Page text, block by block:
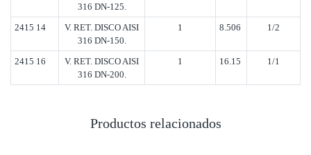
316 DN-125.
2415 14
V. RET. DISCO AISI
316 DN-150.
1 8.506 1/2
2415 16
V. RET. DISCO AISI
316 DN-200.
1 16.15 1/1
Productos relacionados